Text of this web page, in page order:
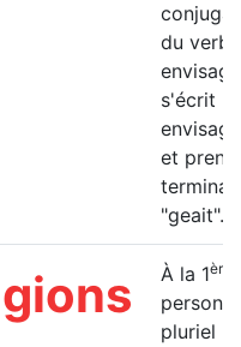
du verbe
s'écrit "il
et
"geait".
gions À la 1ère
pluriel